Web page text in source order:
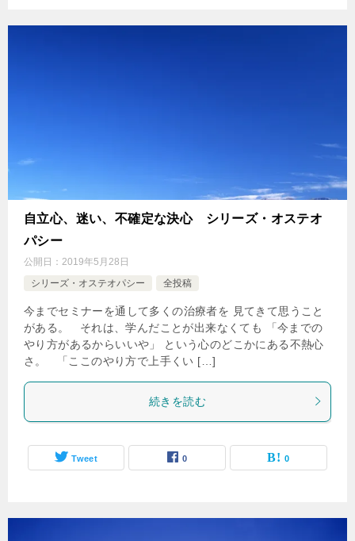
自立心、迷い、不確定な決心 シリーズ・オステオ
パシー
公開日： 2019年5月28日
シリーズ・オステオパシー
全投稿
今までセミナーを通して多くの治療者を 見てきて思うこと
がある。 それは、学んだことが出来なくても 「今までの
やり方があるからいいや」 という心のどこかにある不熱心
さ。 「ここのやり方で上手くい […]
続きを読む
Tweet 0 0